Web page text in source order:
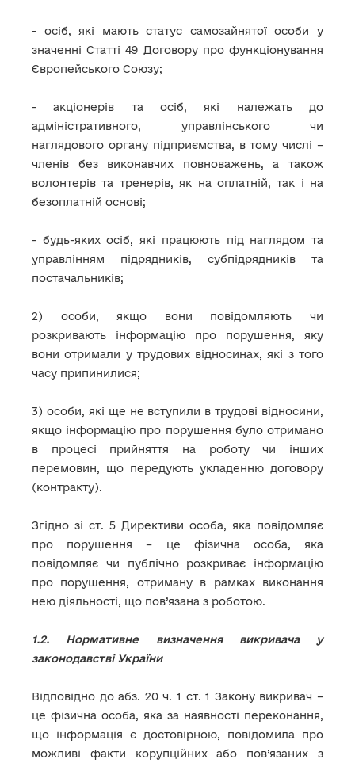
- осіб, які мають статус самозайнятої особи у
значенні Статті 49 Договору про функціонування
Європейського Союзу;
- акціонерів та осіб, які належать до
адміністративного, управлінського чи
наглядового органу підприємства, в тому числі –
членів без виконавчих повноважень, а також
волонтерів та тренерів, як на оплатній, так і на
безоплатній основі;
- будь-яких осіб, які працюють під наглядом та
управлінням підрядників, субпідрядників та
постачальників;
2) особи, якщо вони повідомляють чи
розкривають інформацію про порушення, яку
вони отримали у трудових відносинах, які з того
часу припинилися;
3) особи, які ще не вступили в трудові відносини,
якщо інформацію про порушення було отримано
в процесі прийняття на роботу чи інших
перемовин, що передують укладенню договору
(контракту).
Згідно зі ст. 5 Директиви особа, яка повідомляє
про порушення – це фізична особа, яка
повідомляє чи публічно розкриває інформацію
про порушення, отриману в рамках виконання
нею діяльності, що пов’язана з роботою.
1.2. Нормативне визначення викривача у
законодавстві України
Відповідно до абз. 20 ч. 1 ст. 1 Закону викривач –
це фізична особа, яка за наявності переконання,
що інформація є достовірною, повідомила про
можливі факти корупційних або пов’язаних з